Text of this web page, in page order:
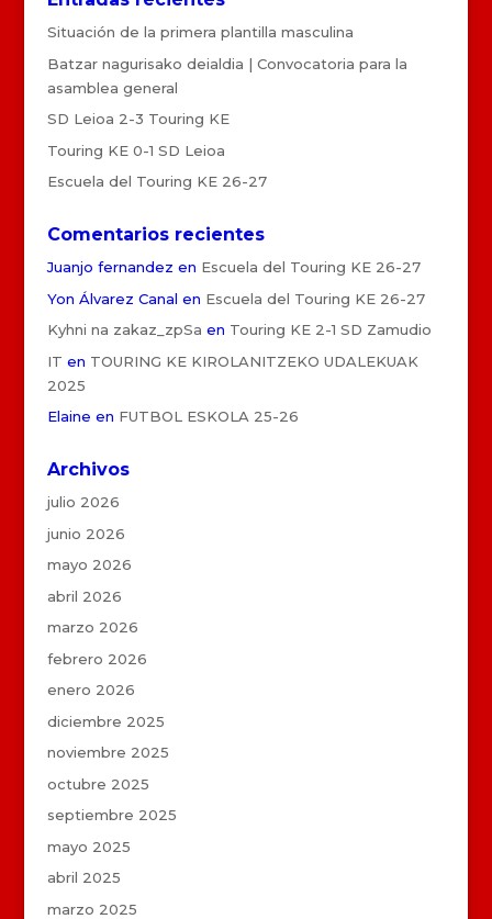
Situación de la primera plantilla masculina
Batzar nagurisako deialdia | Convocatoria para la
asamblea general
SD Leioa 2-3 Touring KE
Touring KE 0-1 SD Leioa
Escuela del Touring KE 26-27
Comentarios recientes
Juanjo fernandez en Escuela del Touring KE 26-27
Yon Álvarez Canal en Escuela del Touring KE 26-27
Kyhni na zakaz_zpSa en Touring KE 2-1 SD Zamudio
IT en TOURING KE KIROLANITZEKO UDALEKUAK
2025
Elaine en FUTBOL ESKOLA 25-26
Archivos
julio 2026
junio 2026
mayo 2026
abril 2026
marzo 2026
febrero 2026
enero 2026
diciembre 2025
noviembre 2025
octubre 2025
septiembre 2025
mayo 2025
abril 2025
marzo 2025